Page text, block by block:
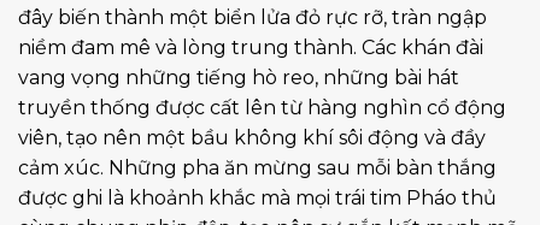
đây biến thành một biển lửa đỏ rực rỡ, tràn ngập
niềm đam mê và lòng trung thành. Các khán đài
vang vọng những tiếng hò reo, những bài hát
truyền thống được cất lên từ hàng nghìn cổ động
viên, tạo nên một bầu không khí sôi động và đầy
cảm xúc. Những pha ăn mừng sau mỗi bàn thắng
được ghi là khoảnh khắc mà mọi trái tim Pháo thủ